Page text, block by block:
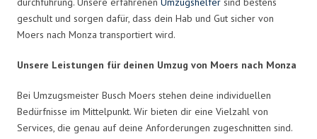
geschult und sorgen dafür, dass dein Hab und Gut sicher von
Moers nach Monza transportiert wird.
Unsere Leistungen für deinen Umzug von Moers nach Monza
Bei Umzugsmeister Busch Moers stehen deine individuellen
Bedürfnisse im Mittelpunkt. Wir bieten dir eine Vielzahl von
Services, die genau auf deine Anforderungen zugeschnitten sind.